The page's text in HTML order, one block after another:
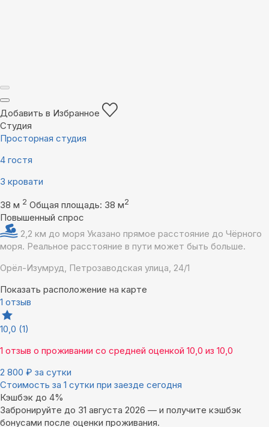
Добавить в Избранное
Студия
Просторная студия
4 гостя
3 кровати
38 м 2 Общая площадь: 38 м2
Повышенный спрос
2,2 км до моря Указано прямое расстояние до Чёрного
моря. Реальное расстояние в пути может быть больше.
Орёл-Изумруд, Петрозаводская улица, 24/1
Показать расположение на карте
1 отзыв
10,0 (1)
1 отзыв о проживании со средней оценкой 10,0 из 10,0
2 800 ₽ за сутки
Стоимость за 1 сутки при заезде сегодня
Кэшбэк до 4%
Забронируйте до 31 августа 2026 — и получите кэшбэк
бонусами после оценки проживания.